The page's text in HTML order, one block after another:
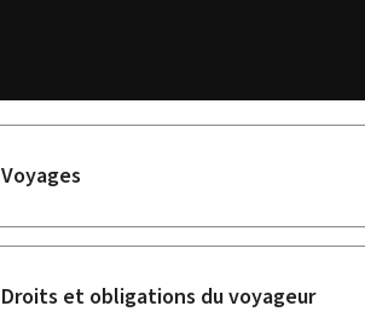
Sous-
rubriques
Voyages
Droits et obligations du voyageur